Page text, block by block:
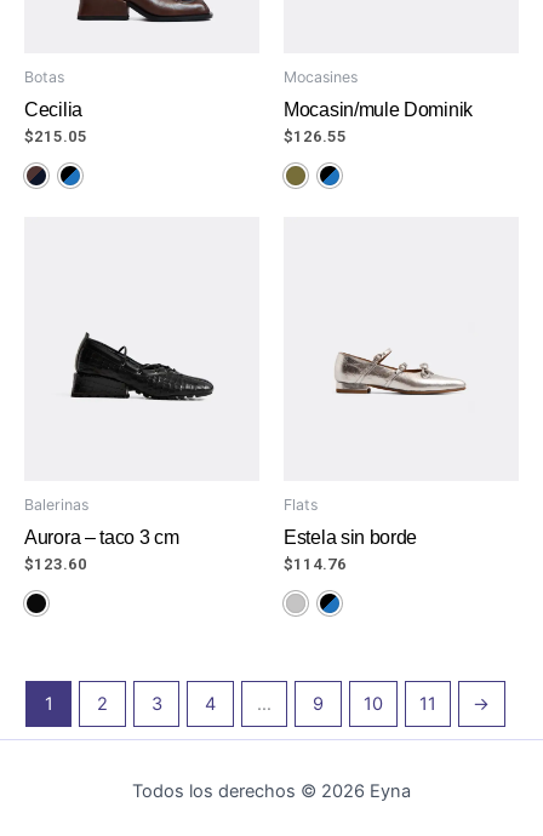
Botas
Cecilia
$215.05
Mocasines
Mocasin/mule Dominik
$126.55
Balerinas
Aurora – taco 3 cm
$123.60
Flats
Estela sin borde
$114.76
1 2 3 4 … 9 10 11 →
Todos los derechos © 2026 Eyna